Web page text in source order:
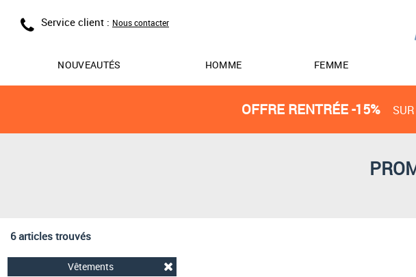
Service client : Nous contacter
NOUVEAUTÉS HOMME FEMME
OFFRE RENTRÉE -15%
6 articles trouvés
Vêtements